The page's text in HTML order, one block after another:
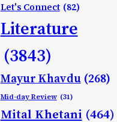
Let's Connect (82)
Literature
(3843)
Mayur Khavdu (268)
Mid-day Review (31)
Mital Khetani (464)